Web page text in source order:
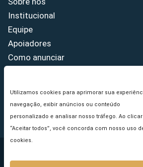
Utilizamos cookies para aprimorar sua
navegação, exibir anúncios ou conteúdo
personalizado e analisar nosso tráfego. Ao
“Aceitar todos”, você concorda com nosso uso
cookies.
Institucional
Equipe
Apoiadores
Como anunciar
Princípios Editoriais
Copyright © 2026 - Portal da